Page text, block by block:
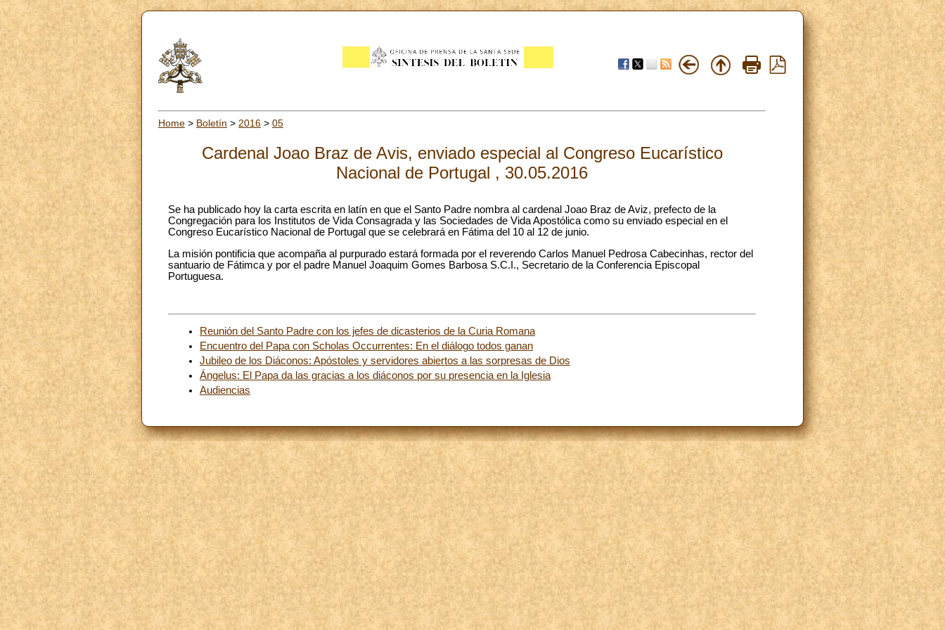
Home > Boletín > 2016 > 05
Cardenal Joao Braz de Avis, enviado especial al Congreso Eucarístico
Nacional de Portugal , 30.05.2016
Se ha publicado hoy la carta escrita en latín en que el Santo Padre nombra al cardenal Joao Braz de Aviz, prefecto de la
Congregación para los Institutos de Vida Consagrada y las Sociedades de Vida Apostólica como su enviado especial en el
Congreso Eucarístico Nacional de Portugal que se celebrará en Fátima del 10 al 12 de junio.
La misión pontificia que acompaña al purpurado estará formada por el reverendo Carlos Manuel Pedrosa Cabecinhas, rector del
santuario de Fátimca y por el padre Manuel Joaquim Gomes Barbosa S.C.I., Secretario de la Conferencia Episcopal
Portuguesa.
Reunión del Santo Padre con los jefes de dicasterios de la Curia Romana
Encuentro del Papa con Scholas Occurrentes: En el diálogo todos ganan
Jubileo de los Diáconos: Apóstoles y servidores abiertos a las sorpresas de Dios
Ángelus: El Papa da las gracias a los diáconos por su presencia en la Iglesia
Audiencias